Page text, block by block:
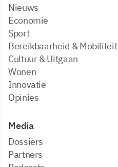
Nieuws
Economie
Sport
Bereikbaarheid & Mobiliteit
Cultuur & Uitgaan
Wonen
Innovatie
Opinies
Media
dossiers
partners